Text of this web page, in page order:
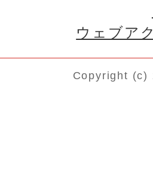
ウェブア
Copyright (c)